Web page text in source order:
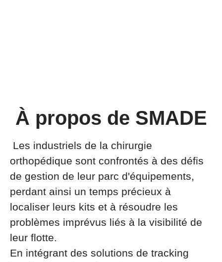
À propos de SMADE
Les industriels de la chirurgie
orthopédique sont confrontés à des défis
de gestion de leur parc d'équipements,
perdant ainsi un temps précieux à
localiser leurs kits et à résoudre les
problèmes imprévus liés à la visibilité de
leur flotte.
En intégrant des solutions de tracking